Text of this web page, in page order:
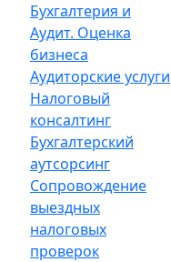
Бухгалтерия и
Аудит. Оценка
бизнеса
Аудиторские услуги
Налоговый
консалтинг
Бухгалтерский
аутсорсинг
Сопровождение
выездных
налоговых
проверок